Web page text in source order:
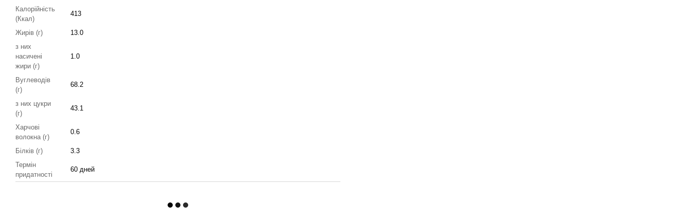
Калорійність
(Ккал)
413
Жирів (г)
13.0
з них
насичені
жири (г)
1.0
Вуглеводів
(г)
68.2
з них цукри
(г)
43.1
Харчові
волокна (г)
0.6
Білків (г)
3.3
Термін
придатності
60 дней